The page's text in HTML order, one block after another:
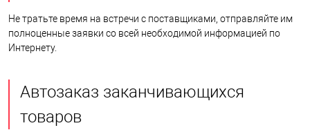
Не тратьте время на встречи с поставщиками, отправляйте им
полноценные заявки со всей необходимой информацией по
Интернету.
Автозаказ заканчивающихся
товаров